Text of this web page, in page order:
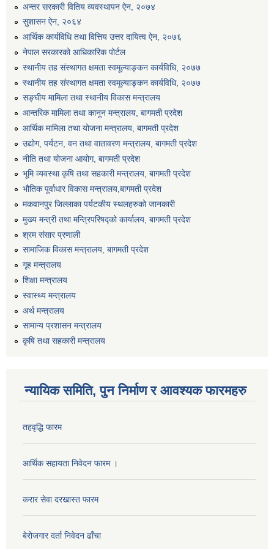
अन्तर सरकारी वितिय व्यवस्थापन ऐन, २०७४
सुशासन ऐन, २०६४
आर्थिक कार्यविधि तथा वित्तिय उत्तर दायित्व ऐन, २०७६
नेपाल सरकारको आधिकारिक पोर्टल
स्थानीय तह संस्थागत क्षमता स्वमूल्याङ्कन कार्यविधि, २०७७
स्थानीय तह संस्थागत क्षमता स्वमूल्याङ्कन कार्यविधि, २०७७
सङ्घीय मामिला तथा स्थानीय विकास मन्त्रालय
आन्तरिक मामिला तथा कानून मन्त्रालय, बागमती प्रदेश
आर्थिक मामिला तथा योजना मन्त्रालय, बागमती प्रदेश
उद्योग, पर्यटन, वन तथा वातावरण मन्त्रालय, बागमती प्रदेश
नीति तथा योजना आयोग, बागमती प्रदेश
भूमि व्यवस्था कृषि तथा सहकारी मन्त्रालय, बागमती प्रदेश
भौतिक पूर्वाधार विकास मन्त्रालय,बागमती प्रदेश
मकवानपुर जिल्लाका पर्यटकीय स्थलहरुको जानकारी
मुख्य मन्त्री तथा मन्त्रिपरिषद्को कार्यालय, बागमती प्रदेश
श्रम संसार प्रणाली
सामाजिक विकास मन्त्रालय, बागमती प्रदेश
गृह मन्त्रालय
शिक्षा मन्त्रालय
स्वास्थ्य मन्त्रालय
अर्थ मन्त्रालय
सामान्य प्रशासन मन्त्रालय
कृषि तथा सहकारी मन्त्रालय
न्यायिक समिति, पुन निर्माण र आवश्यक फारमहरु
तहवृद्धि फारम
आर्थिक सहायता निवेदन फारम ।
करार सेवा दरखास्त फारम
बेरोजगार दर्ता निवेदन ढाँचा